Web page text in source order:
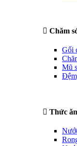
Chăm
Gối
Mũ
Thức